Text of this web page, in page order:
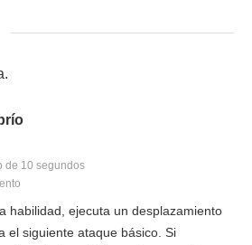
de 10 segundos
habilidad, ejecuta un desplazamiento
el siguiente ataque básico. Si